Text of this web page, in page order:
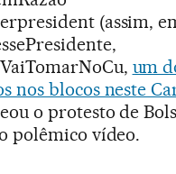
(assim,
um
nos blocos neste
o protesto de
polêmico vídeo.